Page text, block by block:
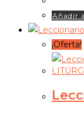
Añadir
¡Oferta!